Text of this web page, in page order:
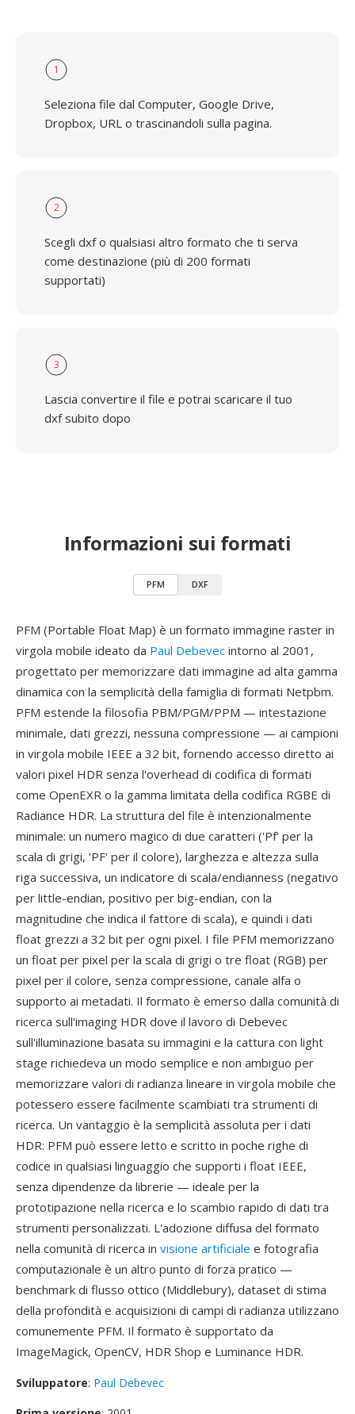
1
Seleziona file dal Computer, Google Drive,
Dropbox, URL o trascinandoli sulla pagina.
2
Scegli dxf o qualsiasi altro formato che ti serva
come destinazione (più di 200 formati
supportati)
3
Lascia convertire il file e potrai scaricare il tuo
dxf subito dopo
Informazioni sui formati
PFM DXF
PFM (Portable Float Map) è un formato immagine raster in
virgola mobile ideato da Paul Debevec intorno al 2001,
progettato per memorizzare dati immagine ad alta gamma
dinamica con la semplicità della famiglia di formati Netpbm.
PFM estende la filosofia PBM/PGM/PPM — intestazione
minimale, dati grezzi, nessuna compressione — ai campioni
in virgola mobile IEEE a 32 bit, fornendo accesso diretto ai
valori pixel HDR senza l'overhead di codifica di formati
come OpenEXR o la gamma limitata della codifica RGBE di
Radiance HDR. La struttura del file è intenzionalmente
minimale: un numero magico di due caratteri ('Pf' per la
scala di grigi, 'PF' per il colore), larghezza e altezza sulla
riga successiva, un indicatore di scala/endianness (negativo
per little-endian, positivo per big-endian, con la
magnitudine che indica il fattore di scala), e quindi i dati
float grezzi a 32 bit per ogni pixel. I file PFM memorizzano
un float per pixel per la scala di grigi o tre float (RGB) per
pixel per il colore, senza compressione, canale alfa o
supporto ai metadati. Il formato è emerso dalla comunità di
ricerca sull'imaging HDR dove il lavoro di Debevec
sull'illuminazione basata su immagini e la cattura con light
stage richiedeva un modo semplice e non ambiguo per
memorizzare valori di radianza lineare in virgola mobile che
potessero essere facilmente scambiati tra strumenti di
ricerca. Un vantaggio è la semplicità assoluta per i dati
HDR: PFM può essere letto e scritto in poche righe di
codice in qualsiasi linguaggio che supporti i float IEEE,
senza dipendenze da librerie — ideale per la
prototipazione nella ricerca e lo scambio rapido di dati tra
strumenti personalizzati. L'adozione diffusa del formato
nella comunità di ricerca in visione artificiale e fotografia
computazionale è un altro punto di forza pratico —
benchmark di flusso ottico (Middlebury), dataset di stima
della profondità e acquisizioni di campi di radianza utilizzano
comunemente PFM. Il formato è supportato da
ImageMagick, OpenCV, HDR Shop e Luminance HDR.
Sviluppatore: Paul Debevec